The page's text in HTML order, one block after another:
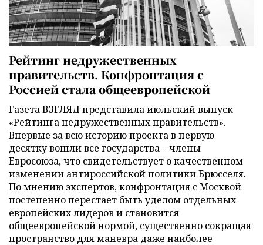
Рейтинг недружественных
правительств. Конфронтация с
Россией стала общеевропейской
Газета ВЗГЛЯД представила июльский выпуск
«Рейтинга недружественных правительств».
Впервые за всю историю проекта в первую
десятку вошли все государства – члены
Евросоюза, что свидетельствует о качественном
изменении антироссийской политики Брюсселя.
По мнению экспертов, конфронтация с Москвой
постепенно перестает быть уделом отдельных
европейских лидеров и становится
общеевропейской нормой, существенно сокращая
пространство для маневра даже наиболее